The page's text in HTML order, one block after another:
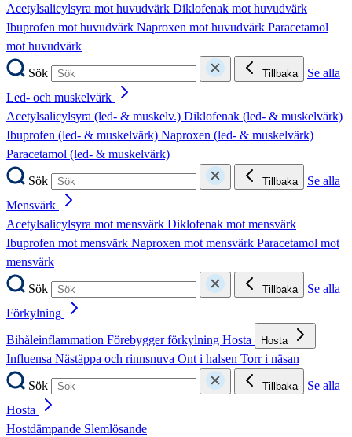
Acetylsalicylsyra mot huvudvärk Diklofenak mot huvudvärk
Ibuprofen mot huvudvärk Naproxen mot huvudvärk Paracetamol
mot huvudvärk
Sök
Tillbaka
Se alla
Led- och muskelvärk
Acetylsalicylsyra (led- & muskelv.) Diklofenak (led- & muskelvärk)
Ibuprofen (led- & muskelvärk) Naproxen (led- & muskelvärk)
Paracetamol (led- & muskelvärk)
Sök
Tillbaka
Se alla
Mensvärk
Acetylsalicylsyra mot mensvärk Diklofenak mot mensvärk
Ibuprofen mot mensvärk Naproxen mot mensvärk Paracetamol mot
mensvärk
Sök
Tillbaka
Se alla
Förkylning
Bihåleinflammation Förebygger förkylning Hosta Hosta
Influensa Nästäppa och rinnsnuva Ont i halsen Torr i näsan
Sök
Tillbaka
Se alla
Hosta
Hostdämpande Slemlösande